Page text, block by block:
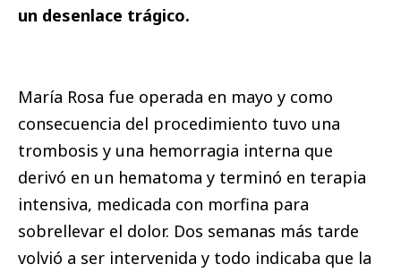
un desenlace trágico.
María Rosa fue operada en mayo y como
consecuencia del procedimiento tuvo una
trombosis y una hemorragia interna que
derivó en un hematoma y terminó en terapia
intensiva, medicada con morfina para
sobrellevar el dolor. Dos semanas más tarde
volvió a ser intervenida y todo indicaba que la